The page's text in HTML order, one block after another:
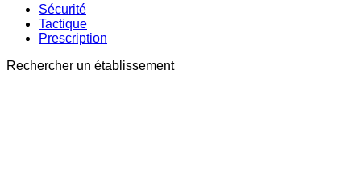
Sécurité
Tactique
Prescription
Rechercher un établissement